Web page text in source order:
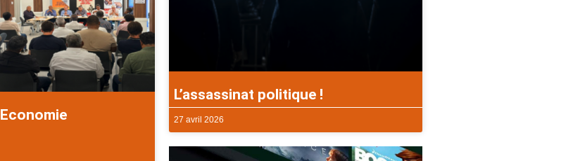
Economie
L’assassinat politique !
27 avril 2026